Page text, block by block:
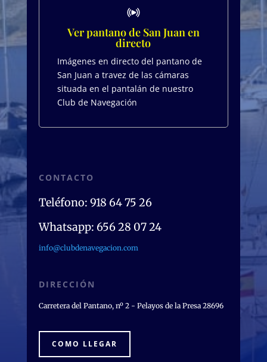
Ver pantano de San Juan en
directo
Imágenes en directo del pantano de
San Juan a travez de las cámaras
situada en el pantalán de nuestro
Club de Navegación
CONTACTO
Teléfono: 918 64 75 26
Whatsapp: 656 28 07 24
info@clubdenavegacion.com
DIRECCIÓN
Carretera del Pantano, nº 2 - Pelayos de la Presa 28696
COMO LLEGAR